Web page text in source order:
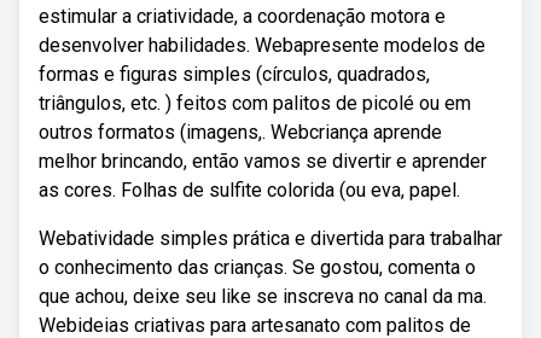
estimular a criatividade, a coordenação motora e
desenvolver habilidades. Webapresente modelos de
formas e figuras simples (círculos, quadrados,
triângulos, etc. ) feitos com palitos de picolé ou em
outros formatos (imagens,. Webcriança aprende
melhor brincando, então vamos se divertir e aprender
as cores. Folhas de sulfite colorida (ou eva, papel.
Webatividade simples prática e divertida para trabalhar
o conhecimento das crianças. Se gostou, comenta o
que achou, deixe seu like se inscreva no canal da ma.
Webideias criativas para artesanato com palitos de